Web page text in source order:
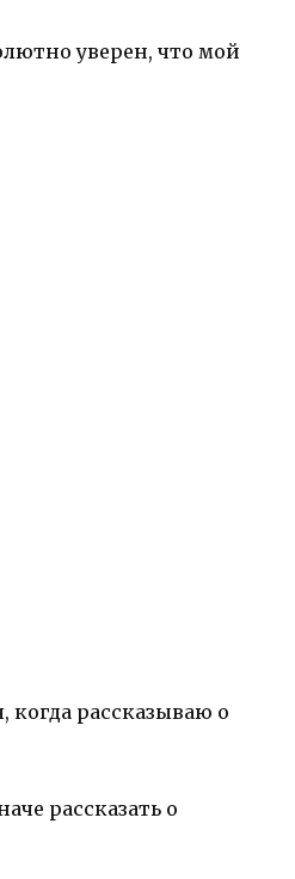
уверен, что мой
когда рассказываю о
рассказать о